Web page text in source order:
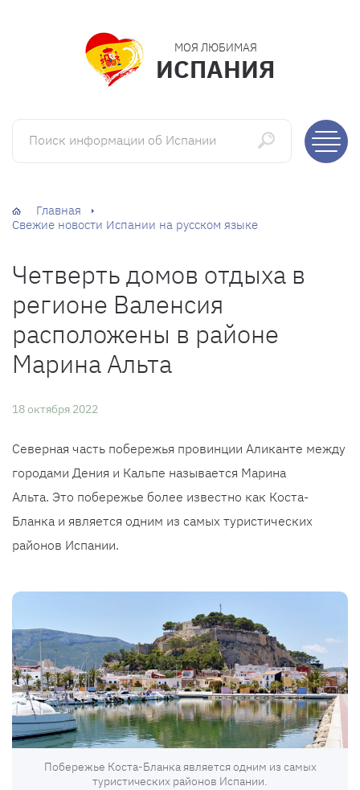
МОЯ ЛЮБИМАЯ
ИСПАНИЯ
Поиск информации об Испании
Главная
Свежие новости Испании на русском языке
Четверть домов отдыха в
регионе Валенсия
расположены в районе
Марина Альта
18 октября 2022
Северная часть побережья провинции Аликанте между
городами Дения и Кальпе называется Марина
Альта. Это побережье более известно как Коста-
Бланка и является одним из самых туристических
районов Испании.
Побережье Коста-Бланка является одним из самых
туристических районов Испании.